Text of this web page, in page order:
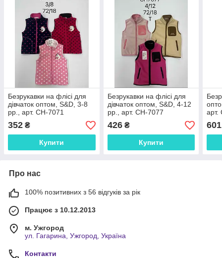
Безрукавки на флісі для
дівчаток оптом, S&D, 3-8
рр., арт. CH-7071
352 ₴
Купити
Безрукавки на флісі для
дівчаток оптом, S&D, 4-12
рр., арт. CH-7077
426₴
Купити
арт.
601
Про нас
100% позитивних з 56 відгуків за рік
Працює з 10.12.2013
м. Ужгород
ул. Гагарина, Ужгород, Україна
Контакти